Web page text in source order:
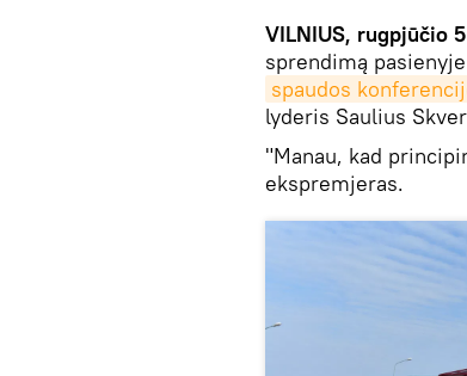
VILNIUS, rugpjūčio
sprendimą
spaudos
lyderis Saulius
"Manau, kad
ekspremjeras.